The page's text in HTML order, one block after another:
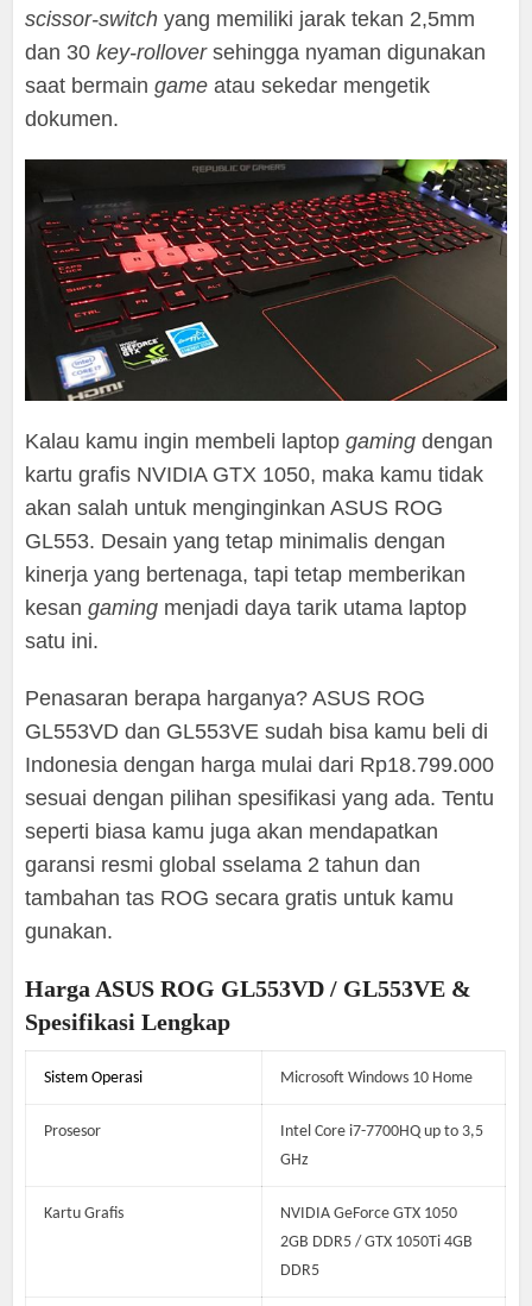
scissor-switchyang memiliki jarak tekan 2,5mm
dan 30key-rolloversehingga nyaman digunakan
saat bermaingameatau sekedar mengetik
dokumen.
Kalau kamu ingin membeli laptopgamingdengan
kartu grafis NVIDIA GTX 1050, maka kamu tidak
akan salah untuk menginginkan ASUS ROG
GL553. Desain yang tetap minimalis dengan
kinerja yang bertenaga, tapi tetap memberikan
kesangaming menjadi daya tarik utama laptop
satu ini.
Penasaran berapa harganya? ASUS ROG
GL553VD dan GL553VE sudah bisa kamu beli di
Indonesia dengan harga mulai dari Rp18.799.000
sesuai dengan pilihan spesifikasi yang ada. Tentu
seperti biasa kamu juga akan mendapatkan
garansi resmi global sselama 2 tahun dan
tambahan tas ROG secara gratis untuk kamu
gunakan.
Harga ASUS ROG GL553VD / GL553VE &
Spesifikasi Lengkap
Sistem Operasi Microsoft Windows 10 Home
Prosesor
Intel Core i7-7700HQ up to 3,5
GHz
Kartu Grafis
NVIDIA GeForce GTX 1050
2GB DDR5 / GTX 1050Ti 4GB
DDR5